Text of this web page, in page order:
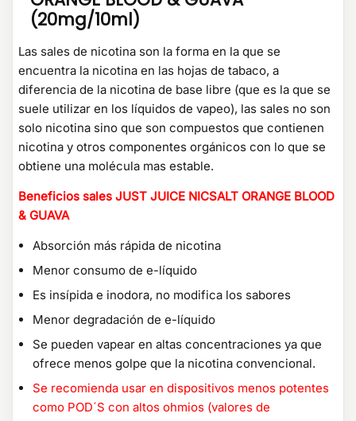
(20mg/10ml)
Las sales de nicotina son la forma en la que se
encuentra la nicotina en las hojas de tabaco, a
diferencia de la nicotina de base libre (que es la que se
suele utilizar en los líquidos de vapeo), las sales no son
solo nicotina sino que son compuestos que contienen
nicotina y otros componentes orgánicos con lo que se
obtiene una molécula mas estable.
Beneficios sales JUST JUICE NICSALT ORANGE BLOOD
& GUAVA
Absorción más rápida de nicotina
Menor consumo de e-líquido
Es insípida e inodora, no modifica los sabores
Menor degradación de e-líquido
Se pueden vapear en altas concentraciones ya que
ofrece menos golpe que la nicotina convencional.
Se recomienda usar en dispositivos menos potentes
como POD´S con altos ohmios (valores de